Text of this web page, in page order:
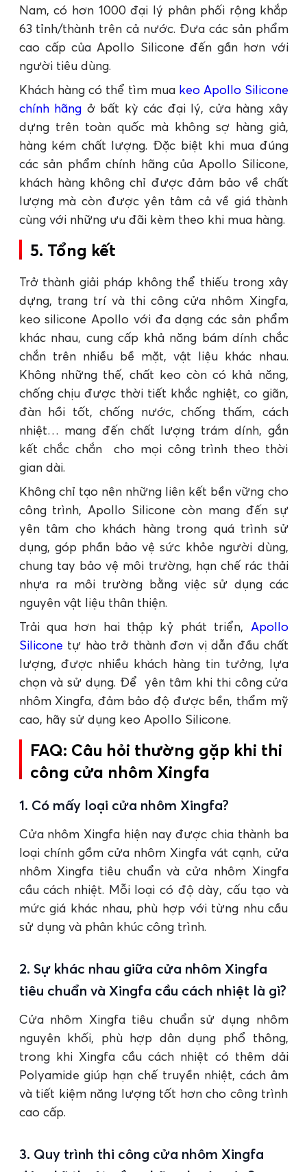
Nam, có hơn 1000 đại lý phân phối rộng khắp
63 tỉnh/thành trên cả nước. Đưa các sản phẩm
cao cấp của Apollo Silicone đến gần hơn với
người tiêu dùng.
Khách hàng có thể tìm mua keo Apollo Silicone
chính hãng ở bất kỳ các đại lý, cửa hàng xây
dựng trên toàn quốc mà không sợ hàng giả,
hàng kém chất lượng. Đặc biệt khi mua đúng
các sản phẩm chính hãng của Apollo Silicone,
khách hàng không chỉ được đảm bảo về chất
lượng mà còn được yên tâm cả về giá thành
cùng với những ưu đãi kèm theo khi mua hàng.
5. Tổng kết
Trở thành giải pháp không thể thiếu trong xây
dựng, trang trí và thi công cửa nhôm Xingfa,
keo silicone Apollo với đa dạng các sản phẩm
khác nhau, cung cấp khả năng bám dính chắc
chắn trên nhiều bề mặt, vật liệu khác nhau.
Không những thế, chất keo còn có khả năng,
chống chịu được thời tiết khắc nghiệt, co giãn,
đàn hồi tốt, chống nước, chống thấm, cách
nhiệt… mang đến chất lượng trám dính, gắn
kết chắc chắn cho mọi công trình theo thời
gian dài.
Không chỉ tạo nên những liên kết bền vững cho
công trình, Apollo Silicone còn mang đến sự
yên tâm cho khách hàng trong quá trình sử
dụng, góp phần bảo vệ sức khỏe người dùng,
chung tay bảo vệ môi trường, hạn chế rác thải
nhựa ra môi trường bằng việc sử dụng các
nguyên vật liệu thân thiện.
Trải qua hơn hai thập kỷ phát triển, Apollo
Silicone tự hào trở thành đơn vị dẫn đầu chất
lượng, được nhiều khách hàng tin tưởng, lựa
chọn và sử dụng. Để yên tâm khi thi công cửa
nhôm Xingfa, đảm bảo độ được bền, thẩm mỹ
cao, hãy sử dụng keo Apollo Silicone.
FAQ: Câu hỏi thường gặp khi thi
công cửa nhôm Xingfa
1. Có mấy loại cửa nhôm Xingfa?
Cửa nhôm Xingfa hiện nay được chia thành ba
loại chính gồm cửa nhôm Xingfa vát cạnh, cửa
nhôm Xingfa tiêu chuẩn và cửa nhôm Xingfa
cầu cách nhiệt. Mỗi loại có độ dày, cấu tạo và
mức giá khác nhau, phù hợp với từng nhu cầu
sử dụng và phân khúc công trình.
2. Sự khác nhau giữa cửa nhôm Xingfa
tiêu chuẩn và Xingfa cầu cách nhiệt là gì?
Cửa nhôm Xingfa tiêu chuẩn sử dụng nhôm
nguyên khối, phù hợp dân dụng phổ thông,
trong khi Xingfa cầu cách nhiệt có thêm dải
Polyamide giúp hạn chế truyền nhiệt, cách âm
và tiết kiệm năng lượng tốt hơn cho công trình
cao cấp.
3. Quy trình thi công cửa nhôm Xingfa